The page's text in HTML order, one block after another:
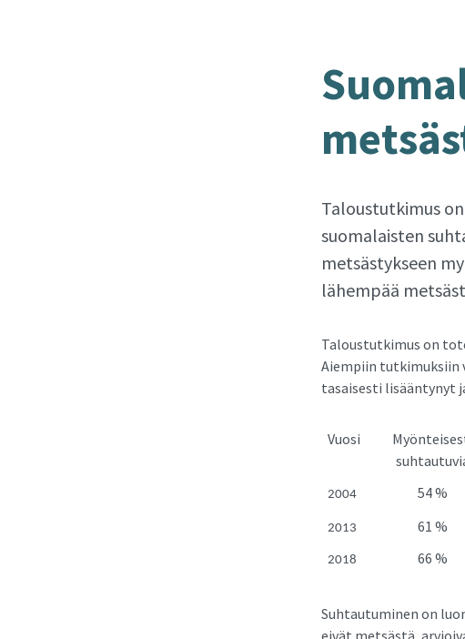
Taloustutkimus
suomalaisten
metsästykseen
lähempää
Taloustutkimus on
Aiempiin tutkimuksiin
tasaisesti lisääntynyt
Vuosi
2004 54 %
2013 61 %
2018 66 %
Suhtautuminen on